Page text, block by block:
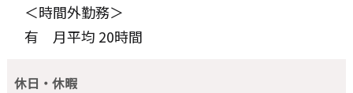
＜時間外勤務＞
有 月平均 20時間
休日・休暇